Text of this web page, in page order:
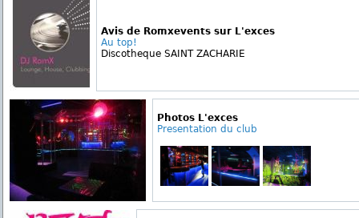
Avis de Romxevents sur L'exces
Au top!
Discotheque SAINT ZACHARIE
Photos L'exces
Presentation du club